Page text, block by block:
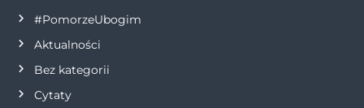
a
c
j
#PomorzeUbogim
Aktualności
Bez kategorii
Cytaty